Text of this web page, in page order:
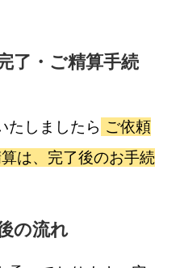
了・ご精算手続
たしましたら ご依頼
は、完了後のお手続
の流れ